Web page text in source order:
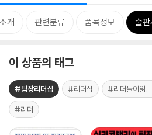
개 관련분류 품목정보 출판
이 상품의 태그
#팀장리더십 #리더십 #리더들이읽
#리더